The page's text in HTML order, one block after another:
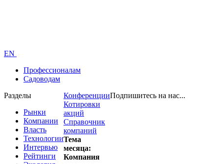
EN
Профессионалам
Садоводам
Разделы
Рынки
Компании
Власть
Технологии
Интервью
Рейтинги
Конференции
Котировки
акций
Справочник
компаний
Тема
месяца:
Компания
Подпишитесь на нас...